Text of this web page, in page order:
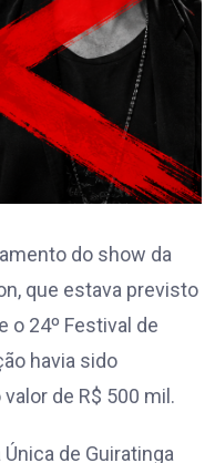
do show da
que estava previsto
o 24º Festival de
havia sido
de R$ 500 mil.
de Guiratinga